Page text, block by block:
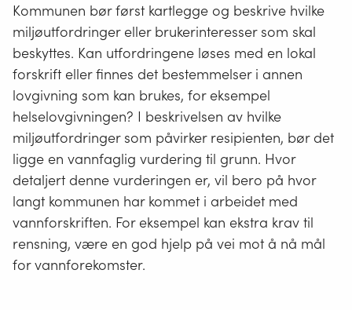
Kommunen bør først kartlegge og beskrive hvilke
miljøutfordringer eller brukerinteresser som skal
beskyttes. Kan utfordringene løses med en lokal
forskrift eller finnes det bestemmelser i annen
lovgivning som kan brukes, for eksempel
helselovgivningen? I beskrivelsen av hvilke
miljøutfordringer som påvirker resipienten, bør det
ligge en vannfaglig vurdering til grunn. Hvor
detaljert denne vurderingen er, vil bero på hvor
langt kommunen har kommet i arbeidet med
vannforskriften. For eksempel kan ekstra krav til
rensning, være en god hjelp på vei mot å nå mål
for vannforekomster.